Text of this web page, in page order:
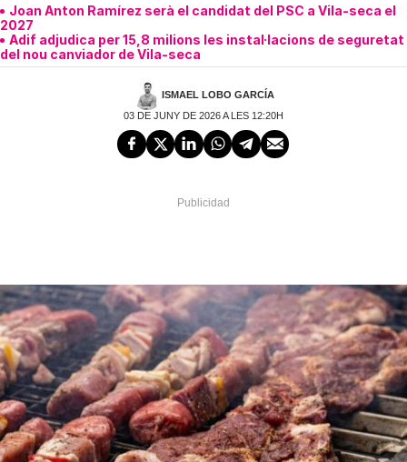
Joan Anton Ramírez serà el candidat del PSC a Vila-seca el
2027
Adif adjudica per 15,8 milions les instal·lacions de seguretat
del nou canviador de Vila-seca
ISMAEL LOBO GARCÍA
03 DE JUNY DE 2026 A LES 12:20H